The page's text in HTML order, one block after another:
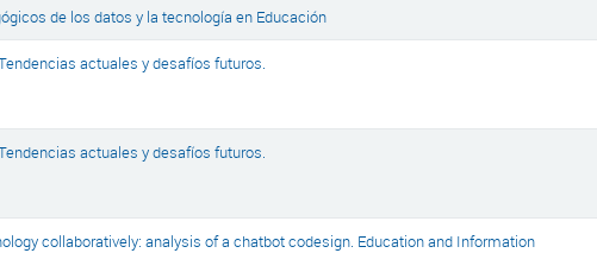
de los datos y la tecnología en Educación
actuales y desafíos futuros.
actuales y desafíos futuros.
collaboratively: analysis of a chatbot codesign. Education and Information